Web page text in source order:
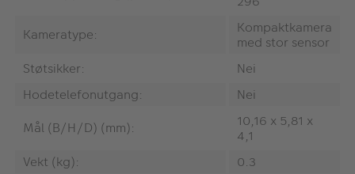
Kameratype:
Kompaktkamera
med stor sensor
Støtsikker:
Nei
Hodetelefonutgang:
Nei
Mål (B/H/D) (mm):
10,16 x 5,81 x
4,1
Vekt (kg):
0.3